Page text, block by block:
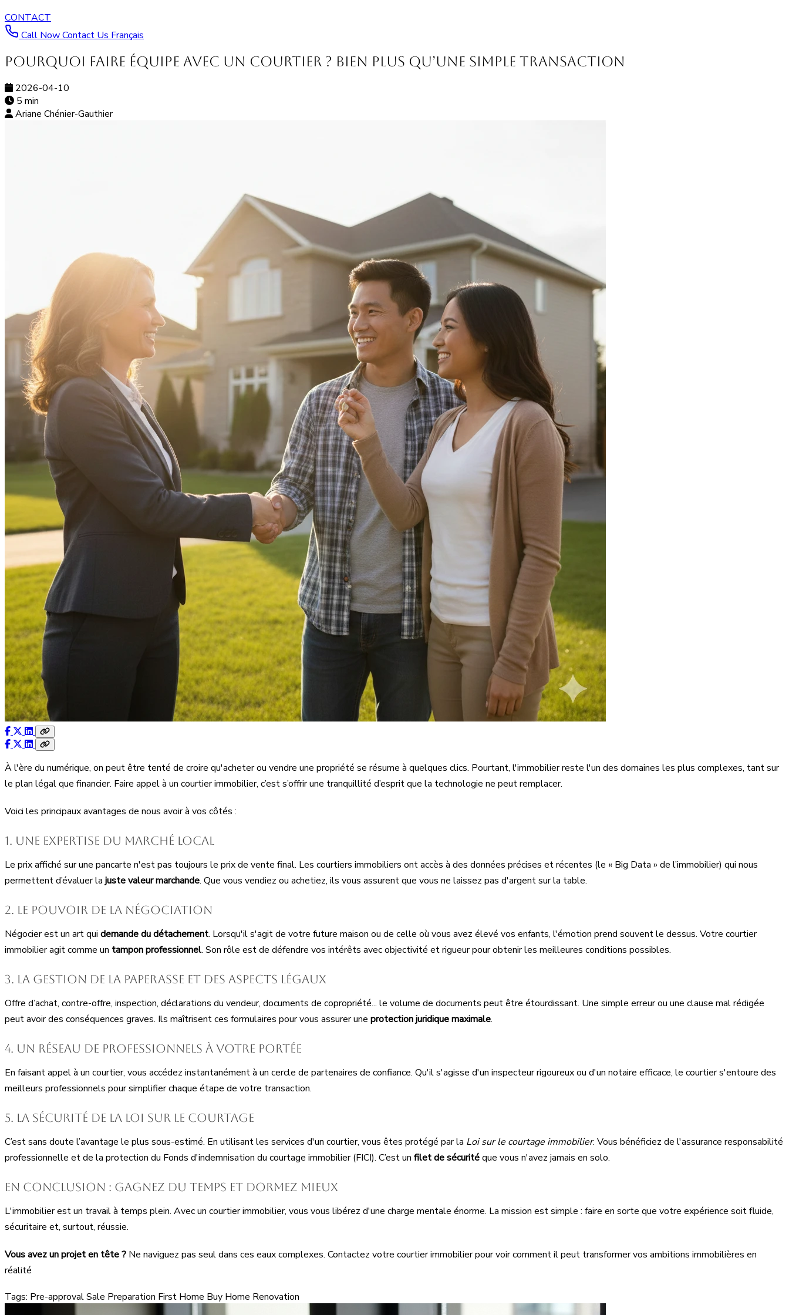
CONTACT
Call NowContact Us Français
Pourquoi faire équipe avec un courtier ? Bien plus qu’une simple transaction
2026-04-10
5 min
Ariane Chénier-Gauthier
À l'ère du numérique, on peut être tenté de croire qu'acheter ou vendre une propriété se résume à quelques clics. Pourtant, l'immobilier reste l'un des domaines les plus complexes, tant sur
le plan légal que financier. Faire appel à un courtier immobilier, c’est s’offrir une tranquillité d’esprit que la technologie ne peut remplacer.
Voici les principaux avantages de nous avoir à vos côtés :
1. Une expertise du marché local
Le prix affiché sur une pancarte n'est pas toujours le prix de vente final. Les courtiers immobiliers ont accès à des données précises et récentes (le « Big Data » de l’immobilier) qui nous
permettent d’évaluer la juste valeur marchande. Que vous vendiez ou achetiez, ils vous assurent que vous ne laissez pas d'argent sur la table.
2. Le pouvoir de la négociation
Négocier est un art qui demande du détachement. Lorsqu'il s'agit de votre future maison ou de celle où vous avez élevé vos enfants, l'émotion prend souvent le dessus. Votre courtier
immobilier agit comme un tampon professionnel. Son rôle est de défendre vos intérêts avec objectivité et rigueur pour obtenir les meilleures conditions possibles.
3. La gestion de la paperasse et des aspects légaux
Offre d’achat, contre-offre, inspection, déclarations du vendeur, documents de copropriété... le volume de documents peut être étourdissant. Une simple erreur ou une clause mal rédigée
peut avoir des conséquences graves. Ils maîtrisent ces formulaires pour vous assurer une protection juridique maximale.
4. Un réseau de professionnels à votre portée
En faisant appel à un courtier, vous accédez instantanément à un cercle de partenaires de confiance. Qu'il s'agisse d'un inspecteur rigoureux ou d'un notaire efficace, le courtier s'entoure des
meilleurs professionnels pour simplifier chaque étape de votre transaction.
5. La sécurité de la Loi sur le courtage
C’est sans doute l’avantage le plus sous-estimé. En utilisant les services d'un courtier, vous êtes protégé par la Loi sur le courtage immobilier. Vous bénéficiez de l'assurance responsabilité
professionnelle et de la protection du Fonds d'indemnisation du courtage immobilier (FICI). C’est un filet de sécuritéque vous n'avez jamais en solo.
En conclusion : gagnez du temps et dormez mieux
L'immobilier est un travail à temps plein. Avec un courtier immobilier, vous vous libérez d'une charge mentale énorme. La mission est simple : faire en sorte que votre expérience soit fluide,
sécuritaire et, surtout, réussie.
Vous avez un projet en tête ? Ne naviguez pas seul dans ces eaux complexes. Contactez votre courtier immobilier pour voir comment il peut transformer vos ambitions immobilières en
réalité
Tags: Pre-approvalSale Preparation First Home Buy Home Renovation